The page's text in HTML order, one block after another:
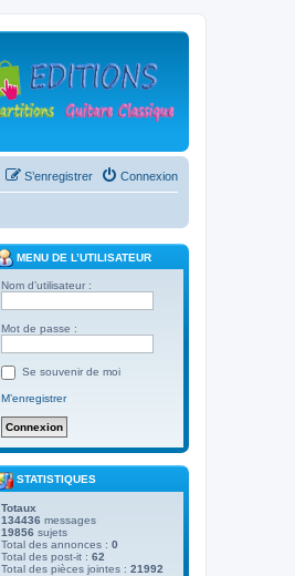
Connexion
S’enregistrer
MENU DE L’UTILISATEUR
Nom d’utilisateur :
Mot de passe :
Se souvenir de moi
M’enregistrer
STATISTIQUES
Totaux
134436 messages
19856 sujets
Total des annonces : 0
Total des post-it : 62
Total des pièces jointes : 21992